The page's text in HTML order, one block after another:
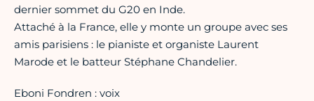
dernier sommet du G20 en Inde.
Attaché à la France, elle y monte un groupe avec ses
amis parisiens : le pianiste et organiste Laurent
Marode et le batteur Stéphane Chandelier.
Eboni Fondren : voix